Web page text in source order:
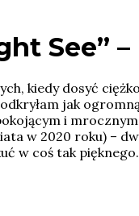
See” –
kiedy dosyć
jak
i
w 2020 roku) –
w coś tak pięknego.